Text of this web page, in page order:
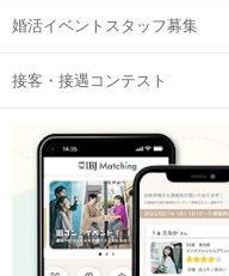
婚活イベントスタッフ募集
接客・接遇コンテスト